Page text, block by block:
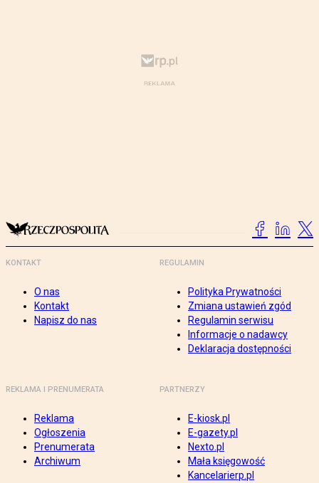
KONTAKT
O nas
Kontakt
Napisz do nas
REGULAMIN
Polityka Prywatności
Zmiana ustawień zgód
Regulamin serwisu
Informacje o nadawcy
Deklaracja dostępności
REKLAMA I PRENUMERATA
Reklama
Ogłoszenia
Prenumerata
Archiwum
PARTNERZY
E-kiosk.pl
E-gazety.pl
Nexto.pl
Mała księgowość
Kancelarierp.pl